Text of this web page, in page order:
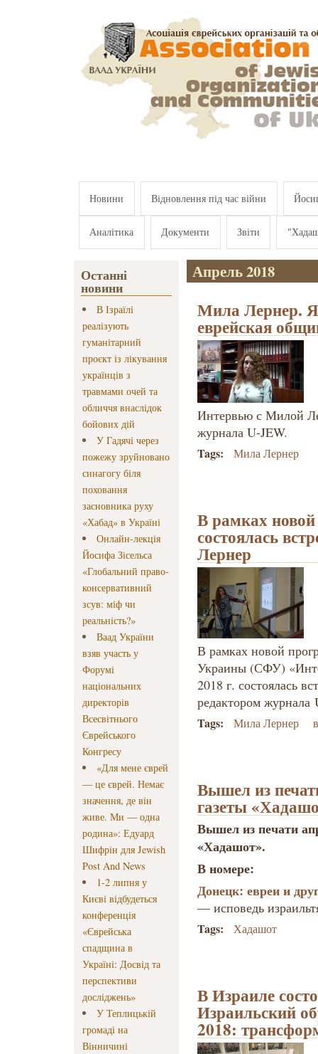
Новини Відновлення під час війни
Аналітика Документи Звіти
Останні
новини
В Ізраїлі
реалізують
гуманітарний
проєкт із лікування
українців з
травмами очей та
обличчя внаслідок
бойових дій
У Гадячі через
пожежу зруйновано
синагогу біля
поховання
засновника руху
«Хабад» в Україні
Онлайн-лекція
Йосифа Зісельса
«Глобальний право-
консервативний
зсув: міф чи
реальність?»
Ваад України
взяв участь у
Форумі
національних
директорів
Всесвітнього
Єврейського
Конгресу
«Для мене єврей
— це єврей. Немає
значення, де він
живе. Ми — одна
родина»: Едуард
Шифрін для Jewish
Post And News
1-2 липня у
Києві відбудеться
конференція
«Єврейська
спадщина в
Україні: Досвід та
перспективи
досліджень»
У Теплицькій
громаді на
Вінничині
Апрель 2018
Мила Лернер. Я
еврейская
Интервью с Милой
журнала U-JEW.
Tags: Мила Лернер
В рамках
состоялась
Лернер
В рамках новой
Украины (СФУ)
2018 г. состоялась
редактором
Tags: Мила Лернер
Вышел из
газеты
Вышел из печати
«Хадашот».
В номере:
Донецк: евреи и
— исповедь
Tags: Хадашот
В Израиле
Израильский
2018: